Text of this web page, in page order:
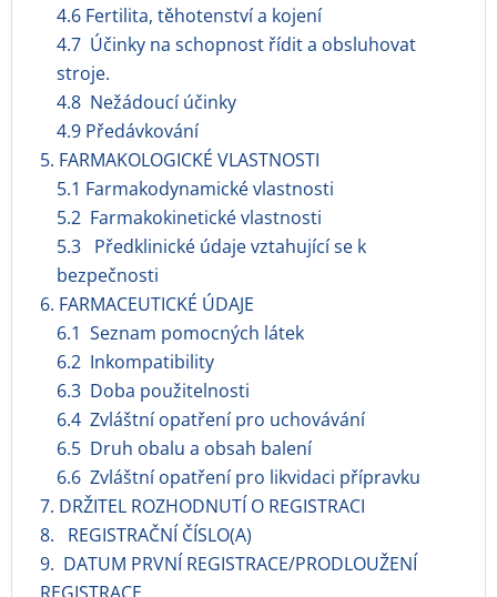
4.6 Fertilita, těhotenství a kojení
4.7 Účinky na schopnost řídit a obsluhovat
stroje.
4.8 Nežádoucí účinky
4.9 Předávkování
5. FARMAKOLOGICKÉ VLASTNOSTI
5.1 Farmakodynamické vlastnosti
5.2 Farmakokinetické vlastnosti
5.3 Předklinické údaje vztahující se k
bezpečnosti
6. FARMACEUTICKÉ ÚDAJE
6.1 Seznam pomocných látek
6.2 Inkompatibility
6.3 Doba použitelnosti
6.4 Zvláštní opatření pro uchovávání
6.5 Druh obalu a obsah balení
6.6 Zvláštní opatření pro likvidaci přípravku
7. DRŽITEL ROZHODNUTÍ O REGISTRACI
8. REGISTRAČNÍ ČÍSLO(A)
9. DATUM PRVNÍ REGISTRACE/PRODLOUŽENÍ